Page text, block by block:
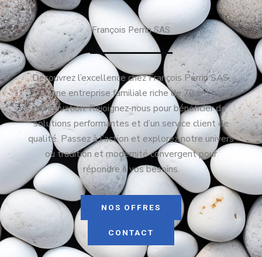
François Perrin SAS
Découvrez l’excellence chez François Perrin SAS,
une entreprise familiale riche de 70 ans
d’innovation. Rejoignez-nous pour bénéficier de
solutions performantes et d’un service client de
qualité. Passez à l’action et explorez notre univers
où tradition et modernité convergent pour
répondre à vos besoins.
NOS OFFRES
CONTACT